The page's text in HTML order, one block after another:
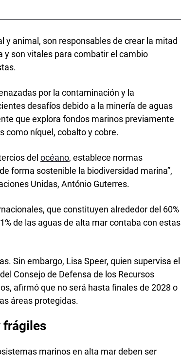
y animal, son responsables de crear la mitad
son vitales para combatir el cambio
por la contaminación y la
desafíos debido a la minería de aguas
que explora fondos marinos previamente
como níquel, cobalto y cobre.
delocéano, establece normas
forma sostenible la biodiversidad marina”,
Unidas, António Guterres.
que constituyen alrededor del 60%
de las aguas de alta mar contaba con estas
Sin embargo, Lisa Speer, quien supervisa el
Consejo de Defensa de los Recursos
afirmó que no será hasta finales de 2028 o
áreas protegidas.
frágiles
marinos en alta mar deben ser